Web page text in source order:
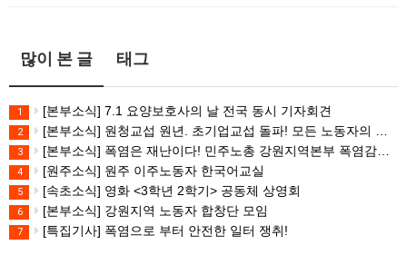
많이 본 글 태그
1 [본부소식] 7.1 요양보호사의 날 전국 동시 기자회견
2 [본부소식] 원청교섭 원년. 초기업교섭 돌파! 모든 노동자의 노동기본권 쟁취! 민주노총 7.15 총파업대회
3 [본부소식] 폭염은 재난이다! 민주노총 강원지역본부 폭염감시단 선포 기자회견
4 [원주소식] 원주 이주노동자 한국어교실
5 [속초소식] 영화 <3학년 2학기> 공동체 상영회
6 [본부소식] 강원지역 노동자 합창단 모임
7 [특집기사] 폭염으로 부터 안전한 일터 쟁취!